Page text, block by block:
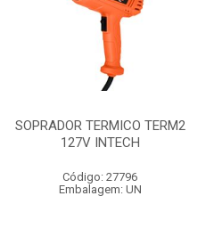
SOPRADOR TERMICO TERM2
127V INTECH
Código: 27796
Embalagem: UN